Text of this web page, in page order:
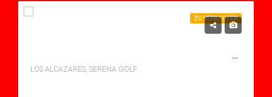
ZU VERKAUFEN
SÜDLICH AUSGERICHTETE VILLA MIT 3 SCHLAFZIMMERN, SOLARIUM. GOLFPLATZ, STADT UND STRAND SIND ZU FUSS ERREICHBAR.
LOS ALCÁZARES, SERENA GOLF